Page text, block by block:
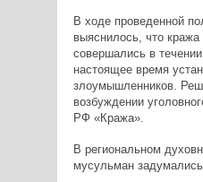
В ходе проведенной
выяснилось, что
совершались в
настоящее время
злоумышленников.
возбуждении
РФ «Кража».
В региональном
мусульман